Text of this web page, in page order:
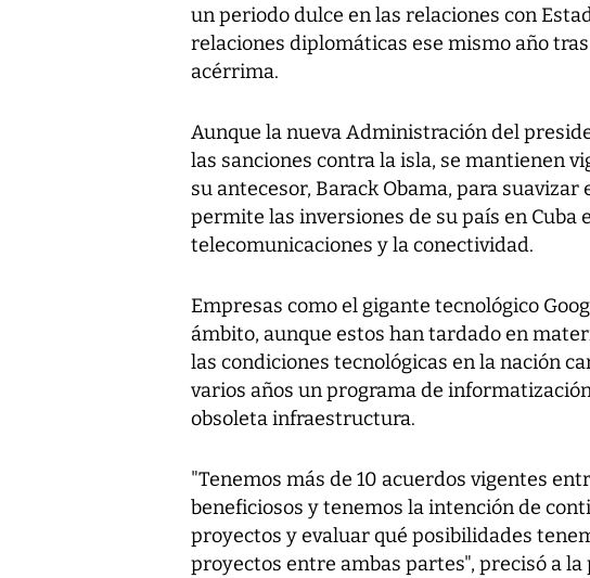
un periodo dulce en las relaciones con
relaciones diplomáticas ese mismo año
acérrima.
Aunque la nueva Administración del
las sanciones contra la isla, se mantienen
su antecesor, Barack Obama, para
permite las inversiones de su país en Cuba
telecomunicaciones y la conectividad.
Empresas como el gigante tecnológico
ámbito, aunque estos han tardado en
las condiciones tecnológicas en la nación
varios años un programa de
obsoleta infraestructura.
"Tenemos más de 10 acuerdos vigentes
beneficiosos y tenemos la intención de
proyectos y evaluar qué posibilidades
proyectos entre ambas partes", precisó a